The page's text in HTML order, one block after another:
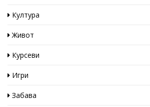
Култура
Живот
Курсеви
Игри
Забава